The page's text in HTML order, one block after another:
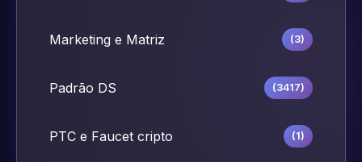
Marketing e Matriz (3)
Padrão DS (3417)
PTC e Faucet cripto (1)